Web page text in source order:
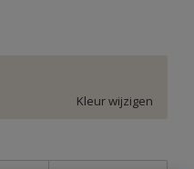
Kleur wijzigen